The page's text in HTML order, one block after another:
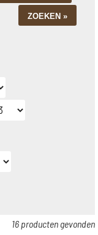
16 producten gevonden